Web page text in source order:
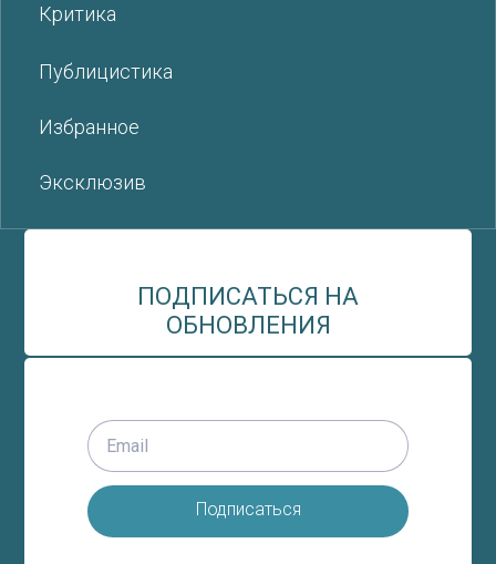
Критика
Публицистика
Избранное
Эксклюзив
ПОДПИСАТЬСЯ НА
ОБНОВЛЕНИЯ
Подписаться